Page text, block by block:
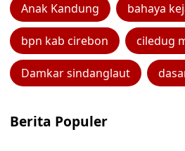
Anak Kandung bahaya
bpn kab cirebon ciledug
Damkar sindanglaut
Berita Populer